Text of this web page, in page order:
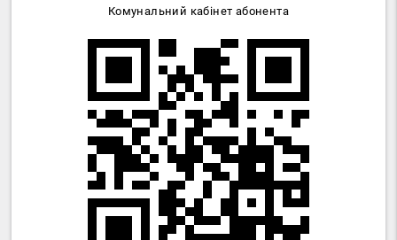
Комунальний кабінет абонента